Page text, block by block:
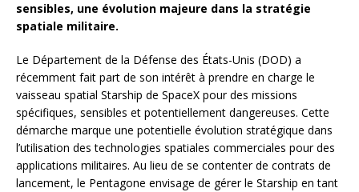
sensibles, une évolution majeure dans la stratégie
spatiale militaire.
Le Département de la Défense des États-Unis (DOD) a
récemment fait part de son intérêt à prendre en charge le
vaisseau spatial Starship de SpaceX pour des missions
spécifiques, sensibles et potentiellement dangereuses. Cette
démarche marque une potentielle évolution stratégique dans
l’utilisation des technologies spatiales commerciales pour des
applications militaires. Au lieu de se contenter de contrats de
lancement, le Pentagone envisage de gérer le Starship en tant